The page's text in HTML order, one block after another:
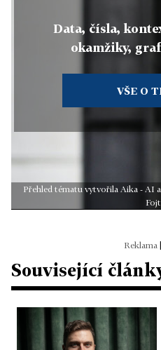
Data, čísla,
okamžiky,
VŠE O
Přehled tématu vytvořila Aika - AI
Související